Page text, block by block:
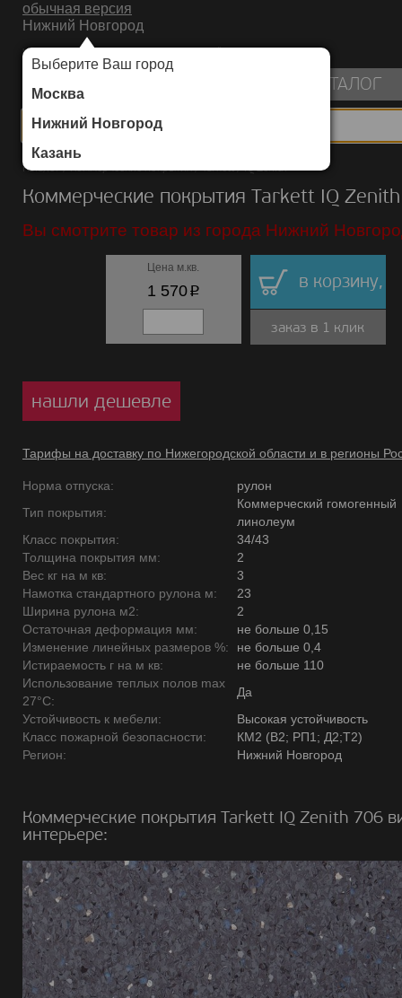
обычная версия
Нижний Новгород
Выберите Ваш город
Москва
Нижний Новгород
Казань
ИНТЕРНЕТ-МАГАЗИН НАПОЛЬНЫХ ПОКРЫТИЙ
КАТАЛОГ
Каталог/Коммерческие покрытия/Tarkett/IQ Zenith
Коммерческие покрытия Tarkett IQ
Вы смотрите товар из города Нижний
Цена м.кв.
1 570p в корзину,
заказ в 1 клик
нашли дешевле
Тарифы на доставку по Нижегородской области и в регионы
Норма отпуска:
рулон
Тип покрытия:
Коммерческий гомогенный
линолеум
Класс покрытия:
34/43
Толщина покрытия мм:
2
Вес кг на м кв:
3
Намотка стандартного рулона м:
23
Ширина рулона м2:
2
Остаточная деформация мм:
не больше 0,15
Изменение линейных размеров %:
не больше 0,4
Истираемость г на м кв:
не больше 110
Использование теплых полов max
27°C:
Да
Устойчивость к мебели:
Высокая устойчивость
Класс пожарной безопасности:
КМ2 (В2; РП1; Д2;Т2)
Регион:
Нижний Новгород
Коммерческие покрытия Tarkett IQ Zenith 706
интерьере: